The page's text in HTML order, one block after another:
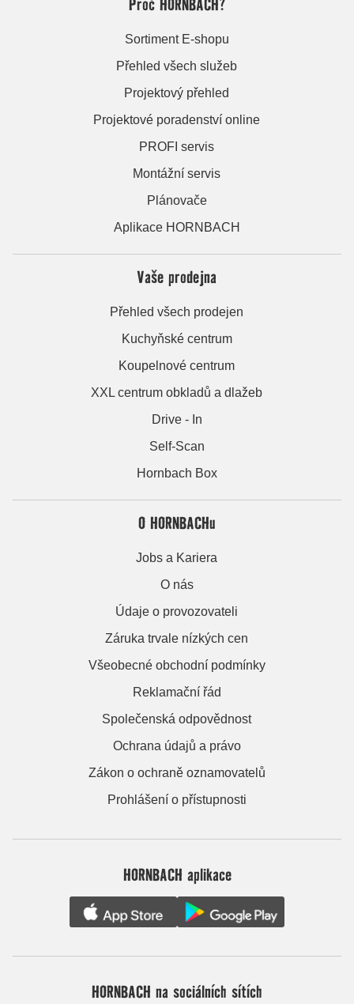
Sortiment E-shopu
Přehled všech služeb
Projektový přehled
Projektové poradenství online
PROFI servis
Montážní servis
Plánovače
Aplikace HORNBACH
Vaše prodejna
Přehled všech prodejen
Kuchyňské centrum
Koupelnové centrum
XXL centrum obkladů a dlažeb
Drive - In
Self-Scan
Hornbach Box
O HORNBACHu
Jobs a Kariera
O nás
Údaje o provozovateli
Záruka trvale nízkých cen
Všeobecné obchodní podmínky
Reklamační řád
Společenská odpovědnost
Ochrana údajů a právo
Zákon o ochraně oznamovatelů
Prohlášení o přístupnosti
HORNBACH aplikace
HORNBACH na sociálních sítích